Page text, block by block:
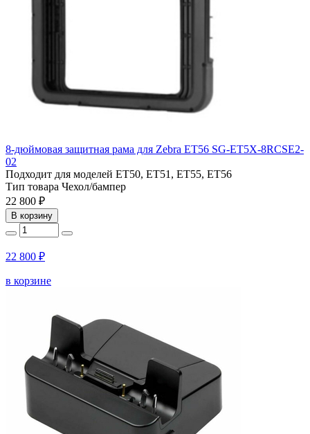
8-дюймовая защитная рама для Zebra ET56 SG-ET5X-8RCSE2-
02
Подходит для моделей ET50, ET51, ET55, ET56
Тип товара Чехол/бампер
22 800 ₽
В корзину
22 800 ₽
в корзине